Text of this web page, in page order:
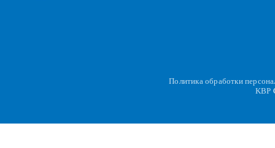
Политика обработки
KBP